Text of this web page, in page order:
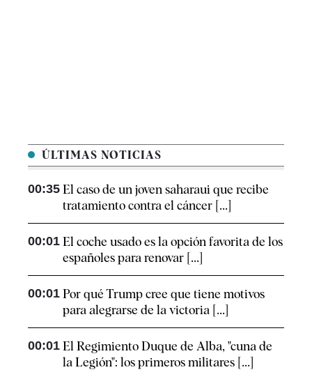
ÚLTIMAS NOTICIAS
00:35 El caso de un joven saharaui que recibe
tratamiento contra el cáncer [...]
00:01 El coche usado es la opción favorita de los
españoles para renovar [...]
00:01 Por qué Trump cree que tiene motivos
para alegrarse de la victoria [...]
00:01 El Regimiento Duque de Alba, "cuna de
la Legión": los primeros militares [...]